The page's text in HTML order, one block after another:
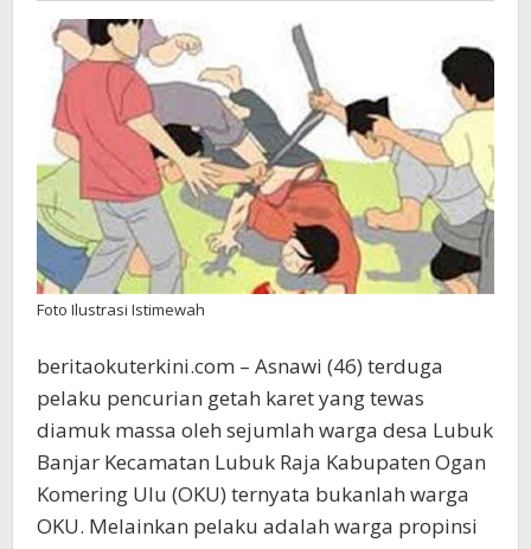
Bukan
Warga
OKU
Foto Ilustrasi Istimewah
beritaokuterkini.com – Asnawi (46) terduga
pelaku pencurian getah karet yang tewas
diamuk massa oleh sejumlah warga desa Lubuk
Banjar Kecamatan Lubuk Raja Kabupaten Ogan
Komering Ulu (OKU) ternyata bukanlah warga
OKU. Melainkan pelaku adalah warga propinsi